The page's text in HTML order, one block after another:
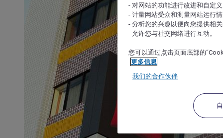
- 对网站的功能进行改进和自定义
- 计量网站受众和测量网站运行
- 分析您的兴趣以便向您提供相
- 允许您与社交网络进行互动。
您可以通过点击页面底部的
更多信息
我们的合作伙伴